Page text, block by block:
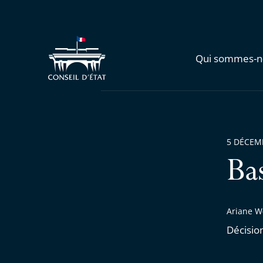
Qui sommes-
Ariane
5